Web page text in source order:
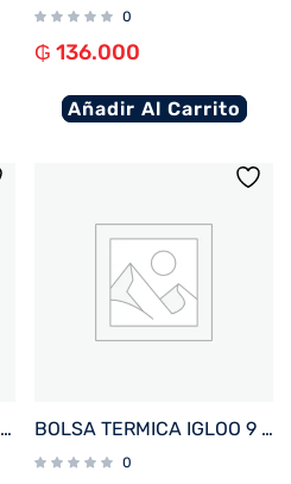
0
₲ 136.000
Añadir Al Carrito
BOLSA TERMICA IGLOO 5 LATAS VERTICAL LUNCH ROSA 64303 BOLSA TERMICA IGLOO 9 LATAS VERTICAL LUNCH RETRO AMARILLO 66061
0